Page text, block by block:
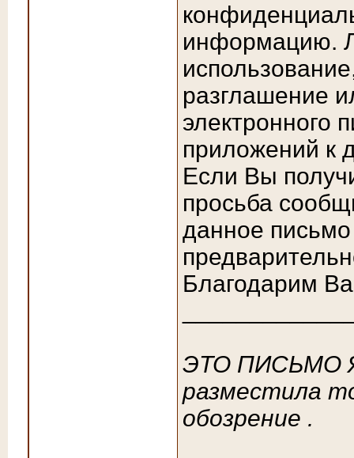
информацию.
разглашение
электронного
приложений к
Если Вы
просьба
данное
Благодарим
ЭТО ПИСЬМО
разместила
обозрение .